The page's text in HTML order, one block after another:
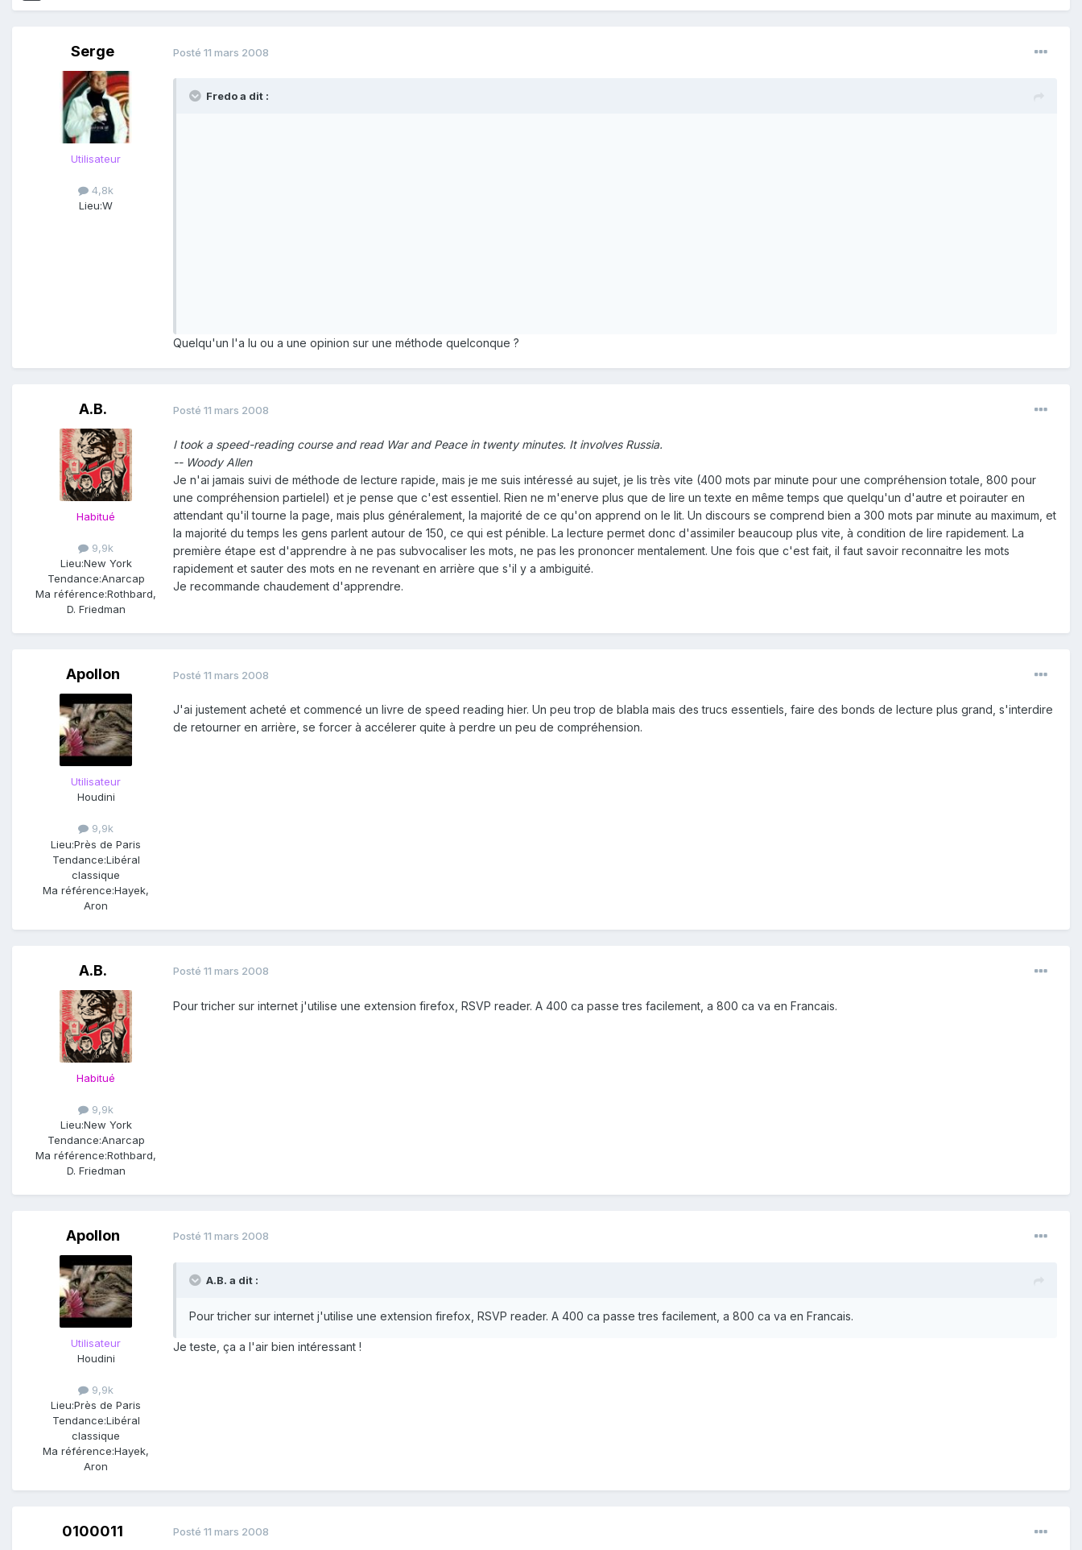
Serge
Utilisateur
4,8k
Lieu:W
Posté 11 mars 2008
Fredo a dit :
Quelqu'un l'a lu ou a une opinion sur une méthode quelconque ?
A.B.
Habitué
9,9k
Lieu:New York
Tendance:Anarcap
Ma référence:Rothbard,
D. Friedman
Posté 11 mars 2008
I took a speed-reading course and read War and Peace in twenty minutes. It involves Russia.
-- Woody Allen
Je n'ai jamais suivi de méthode de lecture rapide, mais je me suis intéressé au sujet, je lis très vite (400 mots par minute pour une compréhension totale, 800 pour
une compréhension partielel) et je pense que c'est essentiel. Rien ne m'enerve plus que de lire un texte en même temps que quelqu'un d'autre et poirauter en
attendant qu'il tourne la page, mais plus généralement, la majorité de ce qu'on apprend on le lit. Un discours se comprend bien a 300 mots par minute au maximum, et
la majorité du temps les gens parlent autour de 150, ce qui est pénible. La lecture permet donc d'assimiler beaucoup plus vite, à condition de lire rapidement. La
première étape est d'apprendre à ne pas subvocaliser les mots, ne pas les prononcer mentalement. Une fois que c'est fait, il faut savoir reconnaitre les mots
rapidement et sauter des mots en ne revenant en arrière que s'il y a ambiguité.
Je recommande chaudement d'apprendre.
Apollon
Utilisateur
Houdini
9,9k
Lieu:Près de Paris
Tendance:Libéral
classique
Ma référence:Hayek,
Aron
Posté 11 mars 2008
J'ai justement acheté et commencé un livre de speed reading hier. Un peu trop de blabla mais des trucs essentiels, faire des bonds de lecture plus grand, s'interdire
de retourner en arrière, se forcer à accélerer quite à perdre un peu de compréhension.
A.B.
Habitué
9,9k
Lieu:New York
Tendance:Anarcap
Ma référence:Rothbard,
D. Friedman
Posté 11 mars 2008
Pour tricher sur internet j'utilise une extension firefox, RSVP reader. A 400 ca passe tres facilement, a 800 ca va en Francais.
Apollon
Utilisateur
Houdini
9,9k
Lieu:Près de Paris
Tendance:Libéral
classique
Ma référence:Hayek,
Aron
Posté 11 mars 2008
A.B. a dit :
Pour tricher sur internet j'utilise une extension firefox, RSVP reader. A 400 ca passe tres facilement, a 800 ca va en Francais.
Je teste, ça a l'air bien intéressant !
0100011 Posté 11 mars 2008